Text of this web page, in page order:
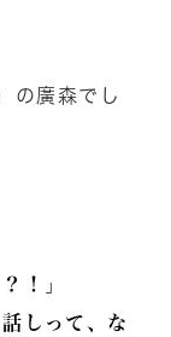
の廣森でし
！」
しって、な